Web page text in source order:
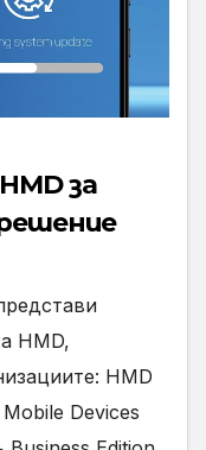
за
HMD,
HMD
Devices